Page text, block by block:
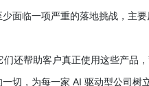
面临一项严重的落地挑战，主
还帮助客户真正使用这些产品
切，为每一家 AI 驱动型公司树